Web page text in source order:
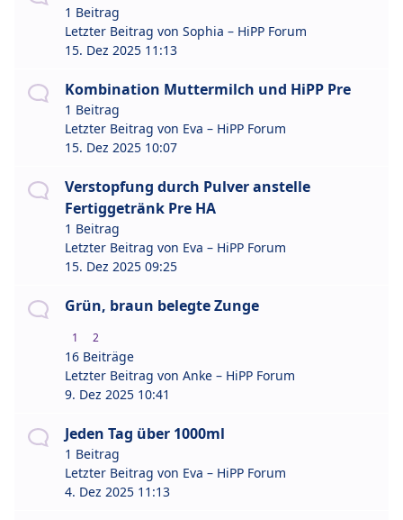
1 Beitrag
Letzter Beitrag von Sophia – HiPP Forum
15. Dez 2025 11:13
Kombination Muttermilch und HiPP Pre
1 Beitrag
Letzter Beitrag von Eva – HiPP Forum
15. Dez 2025 10:07
Verstopfung durch Pulver anstelle
Fertiggetränk Pre HA
1 Beitrag
Letzter Beitrag von Eva – HiPP Forum
15. Dez 2025 09:25
Grün, braun belegte Zunge
1 2
16 Beiträge
Letzter Beitrag von Anke – HiPP Forum
9. Dez 2025 10:41
Jeden Tag über 1000ml
1 Beitrag
Letzter Beitrag von Eva – HiPP Forum
4. Dez 2025 11:13